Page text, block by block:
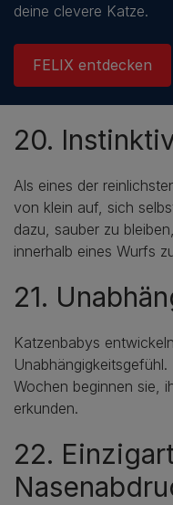
deine clevere Katze.
FELIX entdecken
20.
Als eines der
von klein auf, sich
dazu, sauber zu
innerhalb eines Wurfs
21.
Katzenbabys
Wochen beginnen sie,
erkunden.
22.